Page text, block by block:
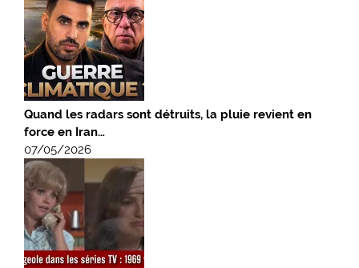
Quand les radars sont détruits, la pluie revient en
force en Iran…
07/05/2026